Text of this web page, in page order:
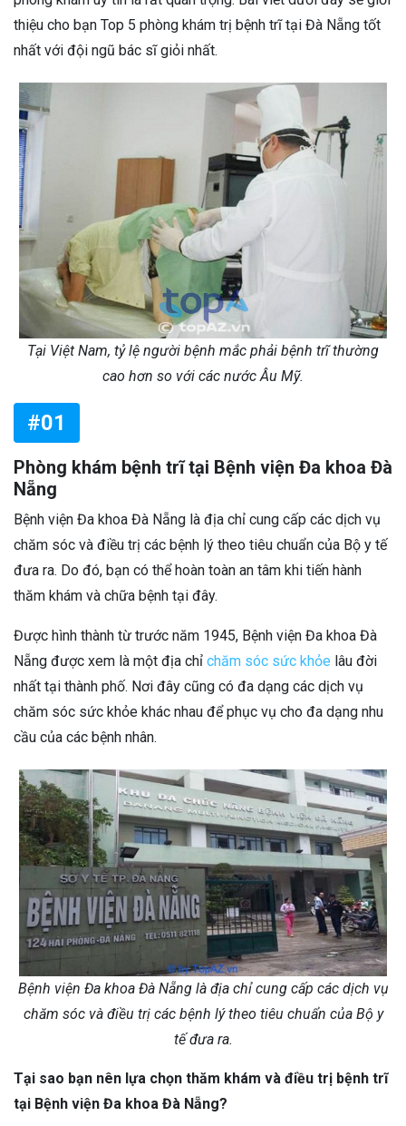
thiệu cho bạn Top 5 phòng khám trị bệnh trĩ tại Đà Nẵng tốt
nhất với đội ngũ bác sĩ giỏi nhất.
Tại Việt Nam, tỷ lệ người bệnh mắc phải bệnh trĩ thường
cao hơn so với các nước Âu Mỹ.
#01
Phòng khám bệnh trĩ tại Bệnh viện Đa khoa Đà
Nẵng
Bệnh viện Đa khoa Đà Nẵng là địa chỉ cung cấp các dịch vụ
chăm sóc và điều trị các bệnh lý theo tiêu chuẩn của Bộ y tế
đưa ra. Do đó, bạn có thể hoàn toàn an tâm khi tiến hành
thăm khám và chữa bệnh tại đây.
Được hình thành từ trước năm 1945, Bệnh viện Đa khoa Đà
Nẵng được xem là một địa chỉ chăm sóc sức khỏe lâu đời
nhất tại thành phố. Nơi đây cũng có đa dạng các dịch vụ
chăm sóc sức khỏe khác nhau để phục vụ cho đa dạng nhu
cầu của các bệnh nhân.
Bệnh viện Đa khoa Đà Nẵng là địa chỉ cung cấp các dịch vụ
chăm sóc và điều trị các bệnh lý theo tiêu chuẩn của Bộ y
tế đưa ra.
Tại sao bạn nên lựa chọn thăm khám và điều trị bệnh trĩ
tại Bệnh viện Đa khoa Đà Nẵng?